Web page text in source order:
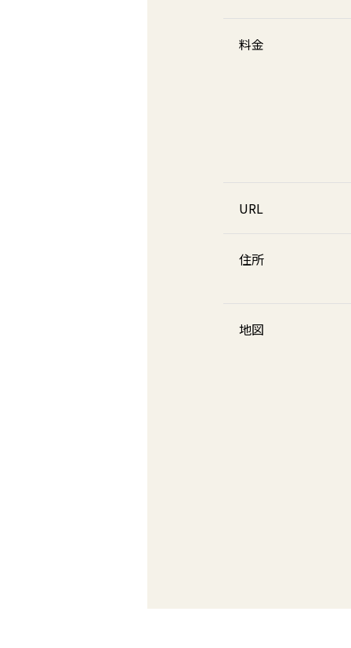
料金
URL
住所
地図